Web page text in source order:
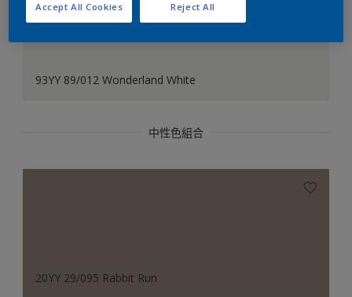
93YY 89/012 Wonderland White
中性色組合
20YY 29/095 Rabbit Run
Reject All
Accept All Cookies